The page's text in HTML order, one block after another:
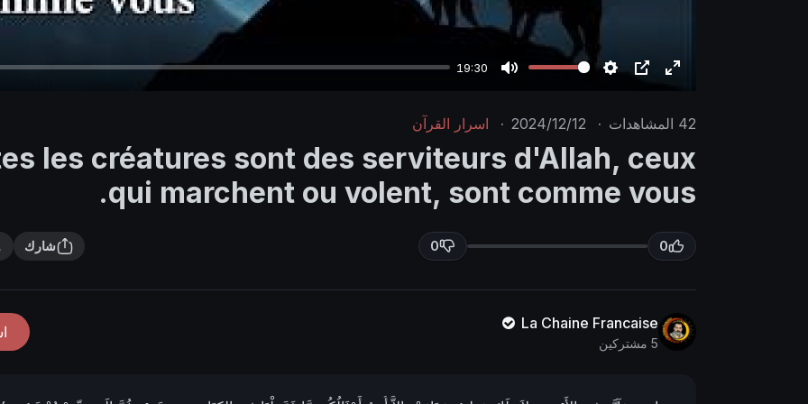
19:30
e
i
n
e
r
f
u
l
c
42 المشاهدات ·
2024/12/12
· اسرار القرآن
les créatures sont des serviteurs d'Allah, ceux
qui marchent ou volent, sont comme vous.
0
0 شارك
La Chaine Francaise
5 مشتركين